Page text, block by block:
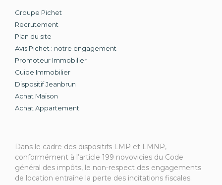
Groupe Pichet
Recrutement
Plan du site
Avis Pichet : notre engagement
Promoteur Immobilier
Guide Immobilier
Dispositif Jeanbrun
Achat Maison
Achat Appartement
Dans le cadre des dispositifs LMP et LMNP,
conformément à l’article 199 novovicies du Code
général des impôts, le non-respect des engagements
de location entraîne la perte des incitations fiscales.